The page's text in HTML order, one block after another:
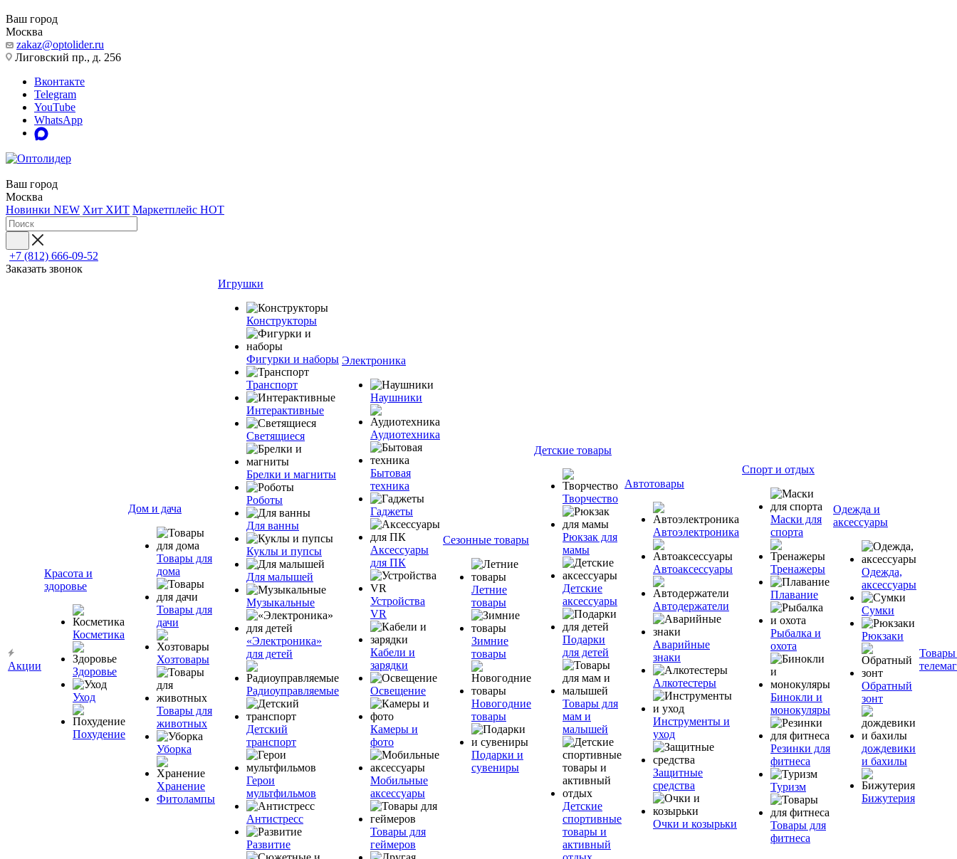
Ваш город
Москва
zakaz@optolider.ru
Лиговский пр., д. 256
Вконтакте
Telegram
YouTube
WhatsApp
Ваш город
Москва
Новинки NEW Хит ХИТ Маркетплейс HOT
+7 (812) 666-09-52
Заказать звонок
Акции
Красота и
здоровье
Косметика
Здоровье
Уход
Похудение
Дом и дача
Товары для
дома
Товары для
дачи
Хозтовары
Товары для
животных
Уборка
Хранение
Фитолампы
Игрушки
Конструкторы
Фигурки и наборы
Транспорт
Интерактивные
Светящиеся
Брелки и магниты
Роботы
Для ванны
Куклы и пупсы
Для малышей
Музыкальные
«Электроника»
для детей
Радиоуправляемые
Детский
транспорт
Герои
мультфильмов
Антистресс
Развитие
Электроника
Наушники
Аудиотехника
Бытовая
техника
Гаджеты
Аксессуары
для ПК
Устройства
VR
Кабели и
зарядки
Освещение
Камеры и
фото
Мобильные
аксессуары
Товары для
геймеров
Сезонные товары
Летние
товары
Зимние
товары
Новогодние
товары
Подарки и
сувениры
Детские товары
Творчество
Рюкзак для
мамы
Детские
аксессуары
Подарки
для детей
Товары для
мам и
малышей
Детские
спортивные
товары и
активный
Автотовары
Автоэлектроника
Автоаксессуары
Автодержатели
Аварийные
знаки
Алкотестеры
Инструменты и
уход
Защитные
средства
Очки и козырьки
Спорт и отдых
Маски для
спорта
Тренажеры
Плавание
Рыбалка и
охота
Бинокли и
монокуляры
Резинки для
фитнеса
Туризм
Товары для
фитнеса
Одежда и
аксессуары
Одежда,
аксессуары
Сумки
Рюкзаки
Обратный
зонт
дождевики
и бахилы
Бижутерия
Товары